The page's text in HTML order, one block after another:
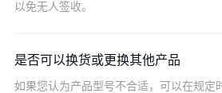
以免无人签收。
是否可以换货或更换其他产品
如果您认为产品型号不合适，可以在规定